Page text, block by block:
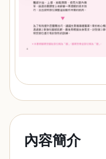
內容簡介